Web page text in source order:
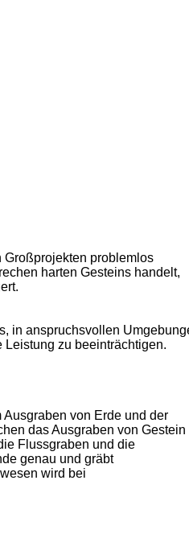
Großprojekten problemlos
harten Gesteins handelt,
in anspruchsvollen
zu beeinträchtigen.
von Erde und der
das Ausgraben von Gestein
Flussgraben und die
genau und gräbt
wird bei